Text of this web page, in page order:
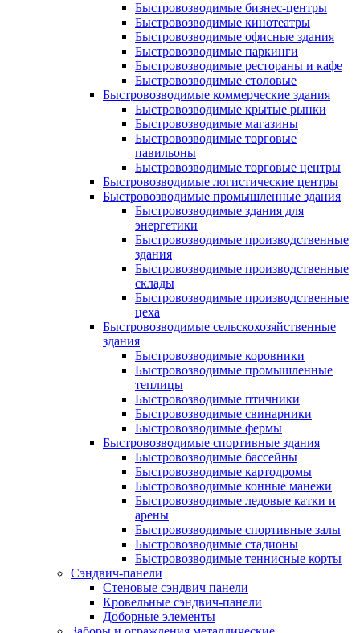
Быстровозводимые бизнес-центры
Быстровозводимые кинотеатры
Быстровозводимые офисные здания
Быстровозводимые паркинги
Быстровозводимые рестораны и кафе
Быстровозводимые столовые
Быстровозводимые коммерческие здания
Быстровозводимые крытые рынки
Быстровозводимые магазины
Быстровозводимые торговые
павильоны
Быстровозводимые торговые центры
Быстровозводимые логистические центры
Быстровозводимые промышленные здания
Быстровозводимые здания для
энергетики
Быстровозводимые производственные
здания
Быстровозводимые производственные
склады
Быстровозводимые производственные
цеха
Быстровозводимые сельскохозяйственные
здания
Быстровозводимые коровники
Быстровозводимые промышленные
теплицы
Быстровозводимые птичники
Быстровозводимые свинарники
Быстровозводимые фермы
Быстровозводимые спортивные здания
Быстровозводимые бассейны
Быстровозводимые картодромы
Быстровозводимые конные манежи
Быстровозводимые ледовые катки и
арены
Быстровозводимые спортивные залы
Быстровозводимые стадионы
Быстровозводимые теннисные корты
Сэндвич-панели
Стеновые сэндвич панели
Кровельные сэндвич-панели
Доборные элементы